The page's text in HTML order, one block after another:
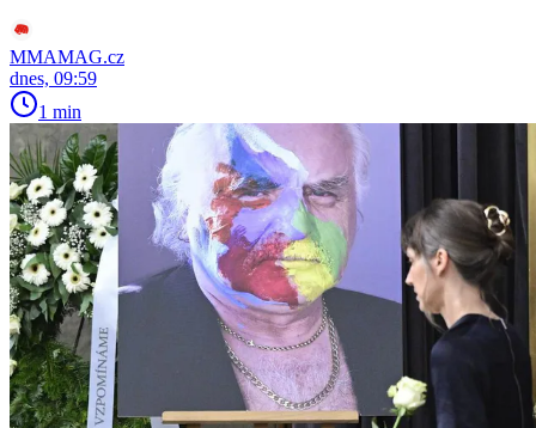
MMAMAG.cz
dnes, 09:59
1 min